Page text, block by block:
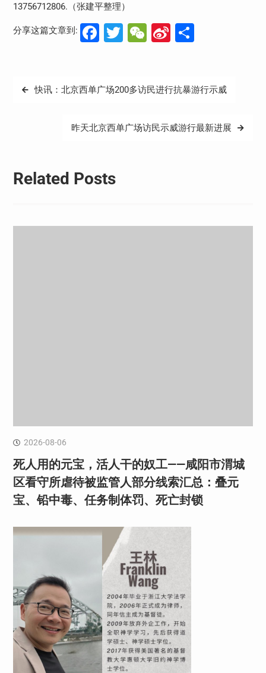
13756712806.（张建平整理）
分享这篇文章到: Facebook
Twitter
WeChat
Sina分
文
快讯：北京西单广场200多访民进行抗暴游行示威
昨天北京西单广场访民示威游行最新进展
Related Posts
2026-08-06
死人用的元宝，活人干的奴工——咸阳市渭城
区看守所虐待被监管人部分线索汇总：叠元
宝、铅中毒、任务制体罚、死亡封锁